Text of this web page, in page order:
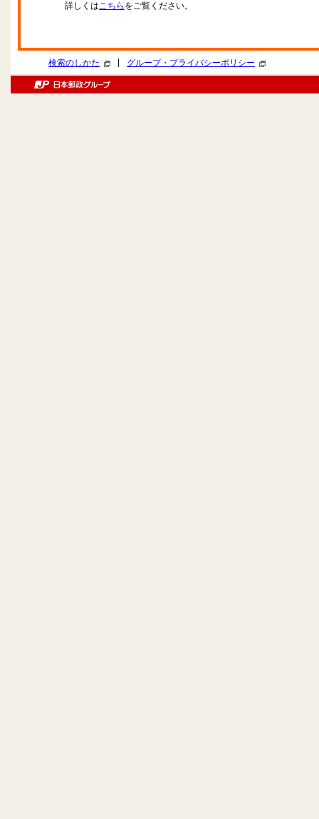
詳しくはこちら をご覧ください。
検索のしかた グループ・プライバシーポリシー